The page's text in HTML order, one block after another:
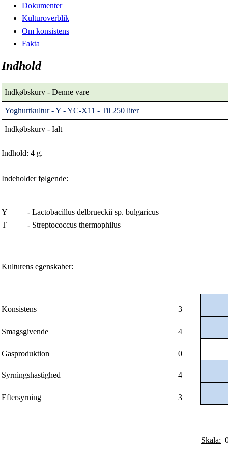
Dokumenter
Kulturoverblik
Om konsistens
Fakta
Indhold
Indkøbskurv - Denne vare
Yoghurtkultur - Y - YC-X11 - Til 250 liter
Indkøbskurv - Ialt
Indhold: 4 g.
Indeholder følgende:
Y
- Lactobacillus delbrueckii sp. bulgaricus
T
- Streptococcus thermophilus
Kulturens egenskaber:
Konsistens 3
Smagsgivende 4
Gasproduktion 0
Syrningshastighed 4
Eftersyrning 3
Skala: